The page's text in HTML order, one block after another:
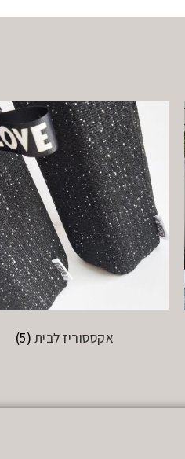
אקססוריז לבית (5)